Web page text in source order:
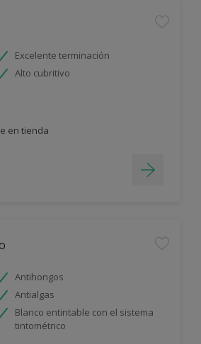
Excelente terminación
Alto cubritivo
en tienda
Antihongos
Antialgas
Blanco entintable con el sistema
tintométrico